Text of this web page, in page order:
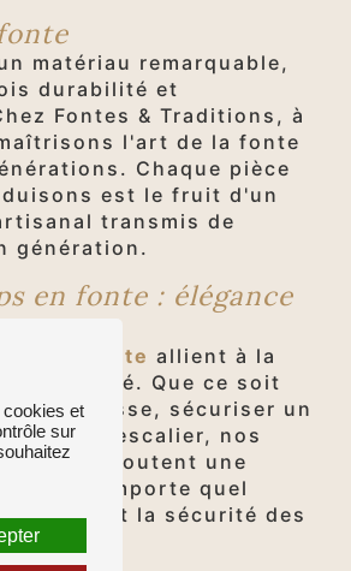
matériau remarquable,
durabilité et
Fontes & Traditions, à
l'art de la fonte
Chaque pièce
est le fruit d'un
transmis de
génération.
en fonte : élégance
en fonte allient à la
et sécurité. Que ce soit
une terrasse, sécuriser un
un escalier, nos
fonte ajoutent une
à n'importe quel
assurant la sécurité des
et
sur